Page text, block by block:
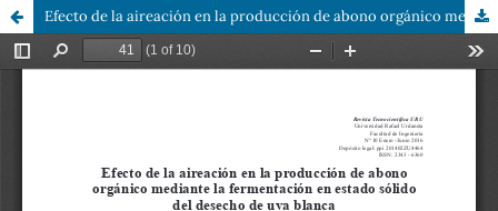
Efecto de la aireación en la producción de abono orgánico mediante la fermentación en estado sólido del desecho de uva blanca